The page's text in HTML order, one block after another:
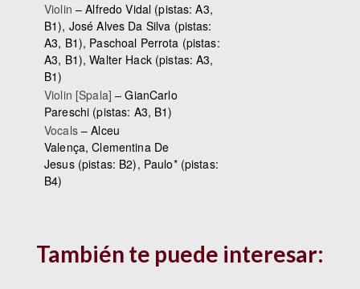
Violin –Alfredo Vidal (pistas: A3,
B1), José Alves Da Silva (pistas:
A3, B1), Paschoal Perrota (pistas:
A3, B1),Walter Hack(pistas: A3,
B1)
Violin [Spala] –GianCarlo
Pareschi (pistas: A3, B1)
Vocals–Alceu
Valença,Clementina De
Jesus(pistas: B2), Paulo*(pistas:
B4)
También te puede interesar: